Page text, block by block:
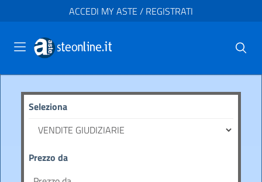
ACCEDI MY ASTE / REGISTRATI
Seleziona
Prezzo da